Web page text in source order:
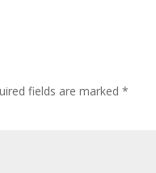
fields are marked*